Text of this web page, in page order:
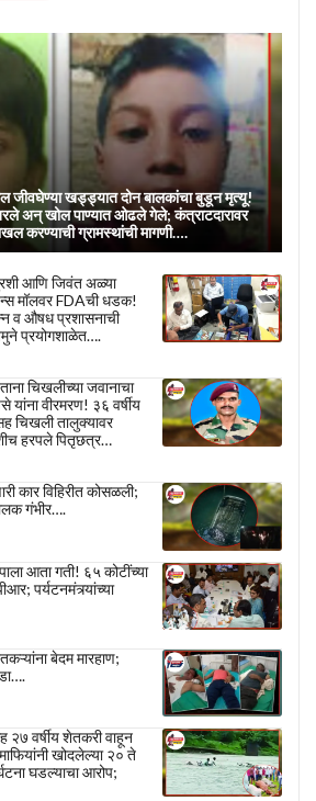
जीवघेण्या खड्ड्यात दोन बालकांचा बुडून मृत्यू!
अन् खोल पाण्यात ओढले गेले; कंत्राटदारावर
करण्याची ग्रामस्थांची मागणी….
आणि जिवंत अळ्या
मॉलवर FDAची धडक!
व औषध प्रशासनाची
प्रयोगशाळेत….
चिखलीच्या जवानाचा
यांना वीरमरण! ३६ वर्षीय
चिखली तालुक्यावर
हरपले पितृछत्र…
कार विहिरीत कोसळली;
गंभीर….
आता गती! ६५ कोटींच्या
पर्यटनमंत्र्यांच्या
बेदम मारहाण;
२७ वर्षीय शेतकरी वाहून
खोदलेल्या २० ते
घडल्याचा आरोप;